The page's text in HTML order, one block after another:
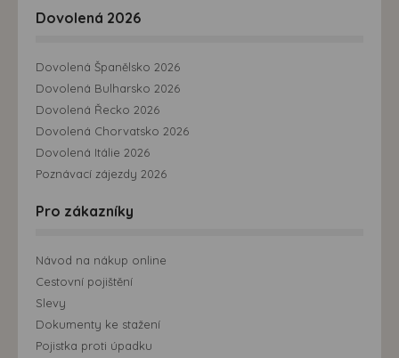
Dovolená 2026
Dovolená Španělsko 2026
Dovolená Bulharsko 2026
Dovolená Řecko 2026
Dovolená Chorvatsko 2026
Dovolená Itálie 2026
Poznávací zájezdy 2026
Pro zákazníky
Návod na nákup online
Cestovní pojištění
Slevy
Dokumenty ke stažení
Pojistka proti úpadku